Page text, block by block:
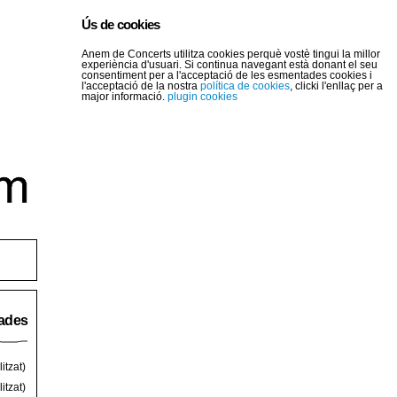
Ús de cookies
Anem de Concerts utilitza cookies perquè vostè tingui la millor
experiència d'usuari. Si continua navegant està donant el seu
consentiment per a l'acceptació de les esmentades cookies i
l'acceptació de la nostra política de cookies, clicki l'enllaç per a
major informació. plugin cookies